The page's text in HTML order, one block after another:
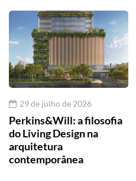
29 de julho de 2026
Perkins&Will: a filosofia
do Living Design na
arquitetura
contemporânea